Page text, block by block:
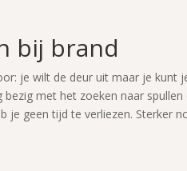
bij brand
je wilt de deur uit maar je kunt
met het zoeken naar
je geen tijd te verliezen. Sterker